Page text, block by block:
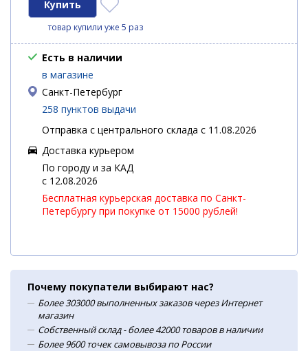
товар купили уже 5 раз
Есть в наличии
в магазине
Санкт-Петербург
258 пунктов выдачи
Отправка с центрального склада с 11.08.2026
Доставка курьером
По городу и за КАД
c 12.08.2026
Бесплатная курьерская доставка по Санкт-
Петербургу при покупке от 15000 рублей!
Почему покупатели выбирают нас?
Более 303000 выполненных заказов через Интернет
магазин
Собственный склад - более 42000 товаров в наличии
Более 9600 точек самовывоза по России